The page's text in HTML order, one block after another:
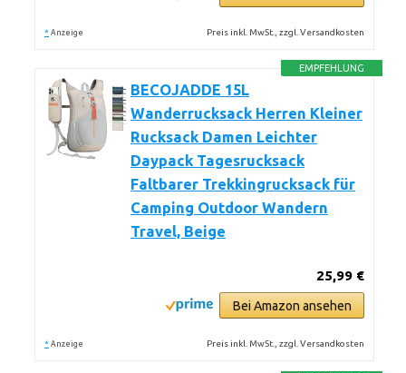
* Anzeige Preis inkl. MwSt., zzgl. Versandkosten
EMPFEHLUNG
BECOJADDE 15L
Wanderrucksack Herren Kleiner
Rucksack Damen Leichter
Daypack Tagesrucksack
Faltbarer Trekkingrucksack für
Camping Outdoor Wandern
Travel, Beige
25,99 €
Bei Amazon ansehen
* Anzeige Preis inkl. MwSt., zzgl. Versandkosten